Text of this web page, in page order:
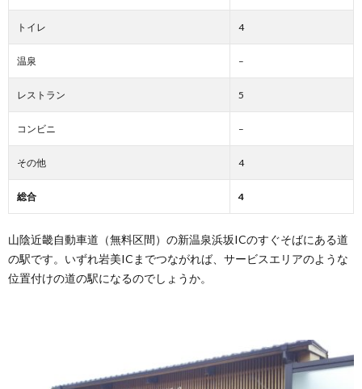
山陰
海岸
ジオ
パー
ク浜
の駐
車場
「道
の
山陰
海岸
ジオ
パー
トイレ 4
温泉 –
レストラン 5
コンビニ –
その他 4
総合 4
山陰近畿自動車道（無料区間）の新温泉浜坂ICのすぐそばにある道
の駅です。いずれ岩美ICまでつながれば、サービスエリアのような
位置付けの道の駅になるのでしょうか。